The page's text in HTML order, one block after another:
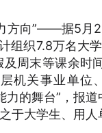
方向”——据5月
组织7.8万名大
周末等课余时
机关事业单位
力的舞台”，报
于大学生、用